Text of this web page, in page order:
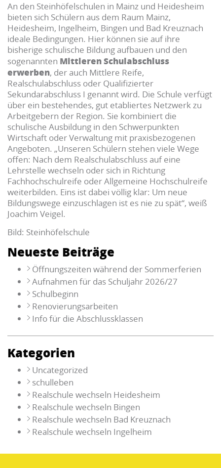
An den Steinhöfelschulen in Mainz und Heidesheim
bieten sich Schülern aus dem Raum Mainz,
Heidesheim, Ingelheim, Bingen und Bad Kreuznach
ideale Bedingungen. Hier können sie auf ihre
bisherige schulische Bildung aufbauen und den
sogenannten Mittleren Schulabschluss
erwerben, der auch Mittlere Reife,
Realschulabschluss oder Qualifizierter
Sekundarabschluss I genannt wird. Die Schule verfügt
über ein bestehendes, gut etabliertes Netzwerk zu
Arbeitgebern der Region. Sie kombiniert die
schulische Ausbildung in den Schwerpunkten
Wirtschaft oder Verwaltung mit praxisbezogenen
Angeboten. „Unseren Schülern stehen viele Wege
offen: Nach dem Realschulabschluss auf eine
Lehrstelle wechseln oder sich in Richtung
Fachhochschulreife oder Allgemeine Hochschulreife
weiterbilden. Eins ist dabei völlig klar: Um neue
Bildungswege einzuschlagen ist es nie zu spät“, weiß
Joachim Veigel.
Bild: Steinhöfelschule
Neueste Beiträge
Öffnungszeiten während der Sommerferien
Aufnahmen für das Schuljahr 2026/27
Schulbeginn
Renovierungsarbeiten
Info für die Abschlussklassen
Kategorien
Uncategorized
schulleben
Realschule wechseln Heidesheim
Realschule wechseln Bingen
Realschule wechseln Bad Kreuznach
Realschule wechseln Ingelheim